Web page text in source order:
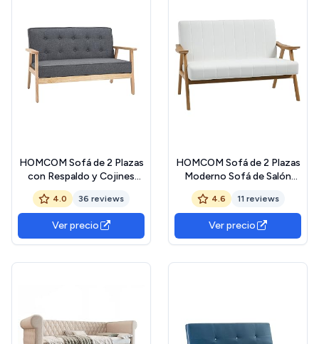
HOMCOM Sofá de 2 Plazas
con Respaldo y Cojines
Acolchados Patas de
Madera Antideslizantes
Botones con Mechones
Salón Dormitorio Oficina
113x67x78 cm Gris
4.0 36 reviews
Ver precio
HOMCOM Sofá de 2 Plazas
Moderno Sofá de Salón
Decorativo Tapizado en
Poliéster con Asiento
Acolchado y Patas de
Madera para Dormitorio
Carga 200 kg 130x74x82
4.6 11 reviews
Ver precio